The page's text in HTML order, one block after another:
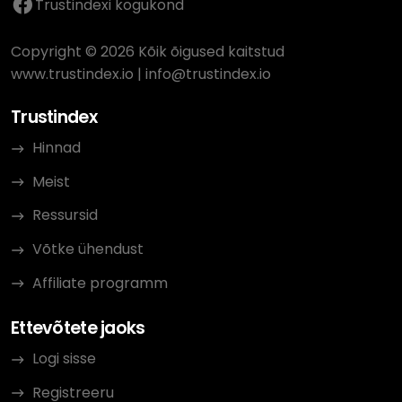
solche Situationen in Zukunft sensibler
gehandhabt werden.
PS: Aus persönlichen Gründen will ich dabei
keine weiteren Informationen über meine
Trustindexi kogukond
Copyright © 2026 Kõik õigused kaitstud
www.trustindex.io | info@trustindex.io
Trustindex
Hinnad
Meist
Ressursid
Võtke ühendust
Affiliate programm
Ettevõtete jaoks
Logi sisse
Registreeru